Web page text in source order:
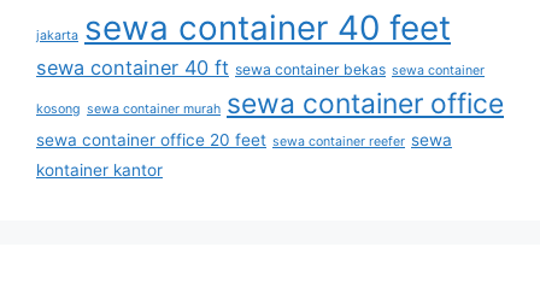
jakarta sewa container 40 feet
sewa container 40 ft sewa container bekas sewa container
kosong sewa container murah sewa container office
sewa container office 20 feet sewa container reefer sewa
kontainer kantor